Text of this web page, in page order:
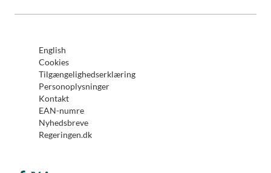
English
Cookies
Tilgængelighedserklæring
Personoplysninger
Kontakt
EAN-numre
Nyhedsbreve
Regeringen.dk